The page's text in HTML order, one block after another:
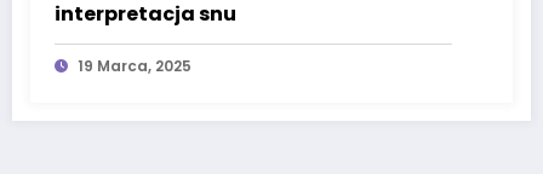
interpretacja snu
19 Marca, 2025